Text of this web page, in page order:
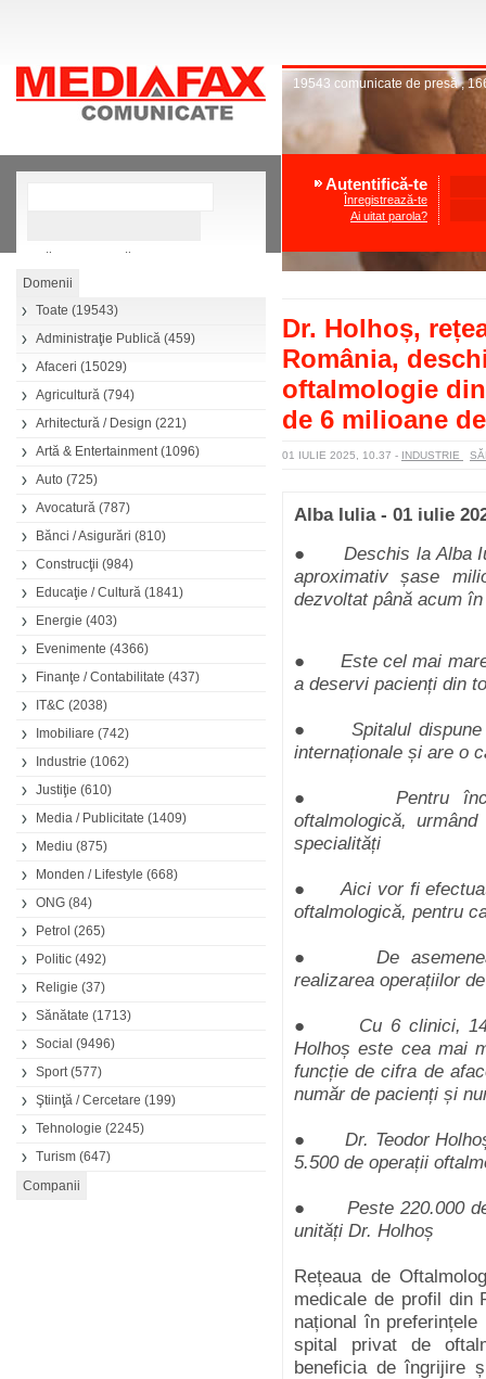
Căutare avansată
Toate (19543)
Administraţie Publică (459)
Afaceri (15029)
Agricultură (794)
Arhitectură / Design (221)
Artă & Entertainment(1096)
Auto (725)
Avocatură (787)
Bănci / Asigurări (810)
Construcţii (984)
Educaţie / Cultură (1841)
Energie (403)
Evenimente (4366)
Finanţe / Contabilitate (437)
IT&C (2038)
Imobiliare (742)
Industrie (1062)
Justiţie (610)
Media / Publicitate (1409)
Mediu (875)
Monden / Lifestyle (668)
ONG (84)
Petrol (265)
Politic (492)
Religie (37)
Sănătate (1713)
Social (9496)
Sport(577)
Ştiinţă / Cercetare (199)
Tehnologie (2245)
Turism (647)
19543 comunicate de presă,
Autentifică-te
Înregistrează-te
Ai uitat parola?
Dr. Holhoș,
România,
oftalmologie
de 6 milioane
01 IULIE 2025, 10.37 - INDUSTRIE
Alba Iulia - 01 iulie
● Deschis la Alba
aproximativ șase
dezvoltat până acum
● Este cel mai mare
a deservi pacienți din
● Spitalul dispune
internaționale și are o
● Pentru
oftalmologică,
specialități
● Aici vor fi efectuate
oftalmologică, pentru
● De asemenea,
realizarea operațiilor
● Cu 6 clinici, 14
Holhoș este cea mai
funcție de cifra de
număr de pacienți și
● Dr. Teodor Holhoș,
5.500 de operații
● Peste 220.000 de
unități Dr. Holhoș
Rețeaua de
medicale de profil din
național în
spital privat de
beneficia de îngrijire